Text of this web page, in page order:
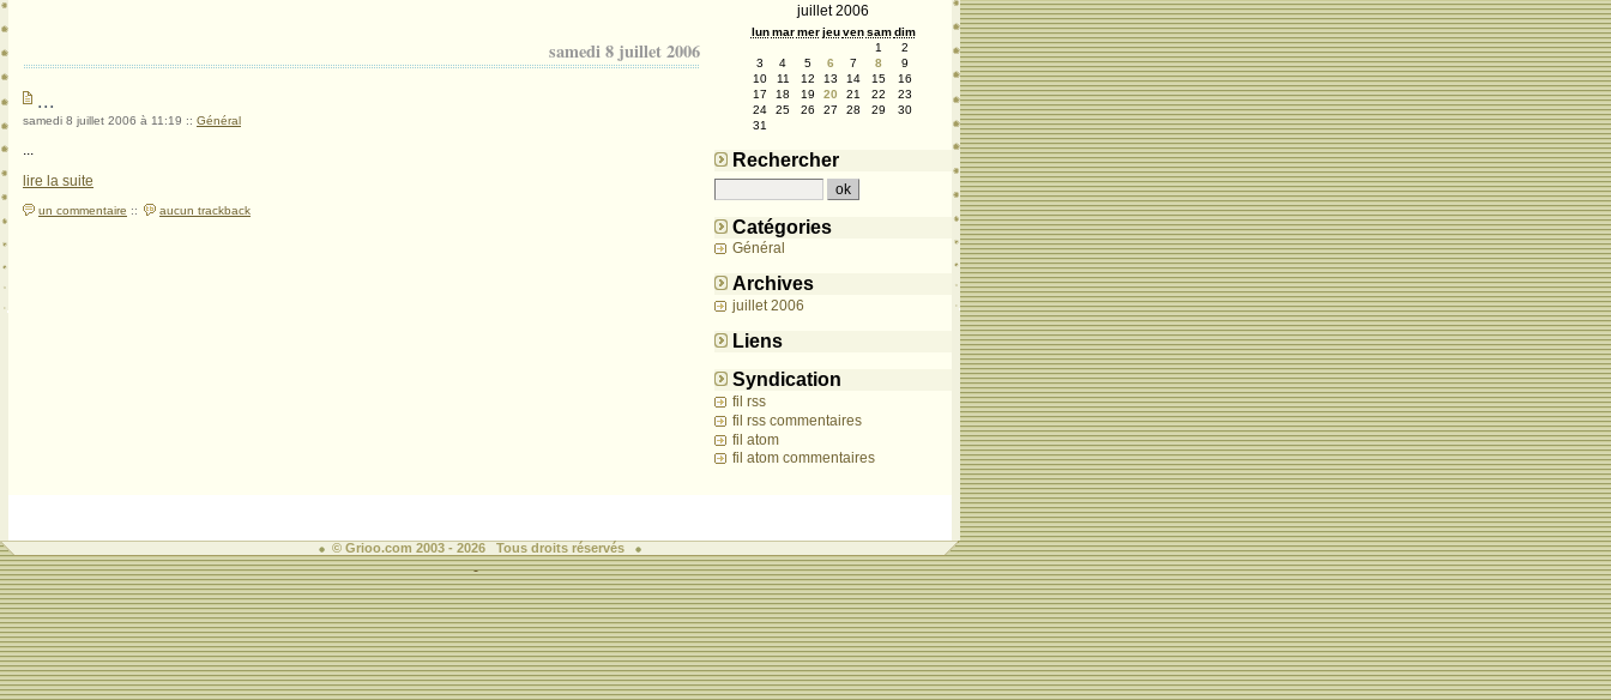
samedi 8 juillet 2006
...
samedi 8 juillet 2006 à 11:19 :: Général
...
lire la suite
un commentaire :: aucun trackback
juillet 2006
lun mar mer jeu ven sam dim
1
2
3
4 5 6 7 8
9
10
11 12 13 14 15
16
17
18 19 20 21 22
23
24
25 26 27 28 29
30
31
Rechercher
Catégories
Général
Archives
juillet 2006
Liens
Syndication
fil rss
fil rss commentaires
fil atom
fil atom commentaires
© Grioo.com 2003 - 2026 Tous droits réservés